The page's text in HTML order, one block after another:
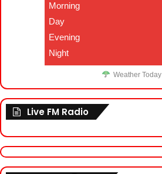
Morning
Day
Evening
Night
Weather Today
Live FM Radio